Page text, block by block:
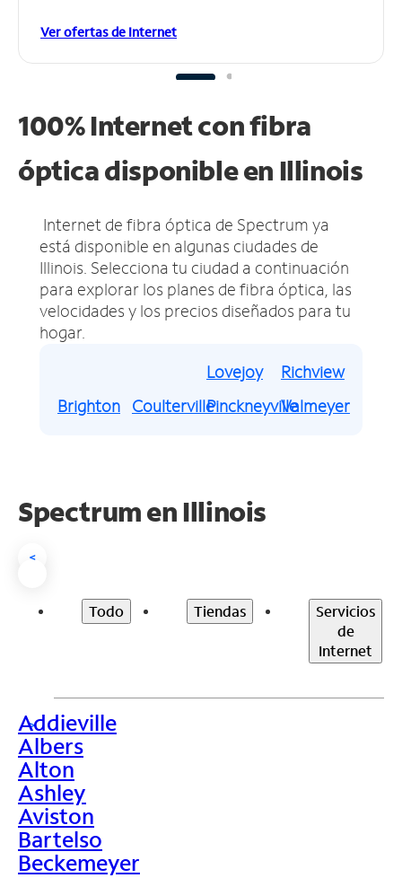
Ver ofertas de Internet
100% Internet con fibra
óptica disponible en Illinois
Internet de fibra óptica de Spectrum ya
está disponible en algunas ciudades de
Illinois. Selecciona tu ciudad a continuación
para explorar los planes de fibra óptica, las
velocidades y los precios diseñados para tu
hogar.
Brighton Coulterville
Lovejoy
Pinckneyville
Richview
Valmeyer
Spectrum en Illinois
<
Todo Tiendas
Servicios
de
Internet
>
Addieville
Albers
Alton
Ashley
Aviston
Bartelso
Beckemeyer